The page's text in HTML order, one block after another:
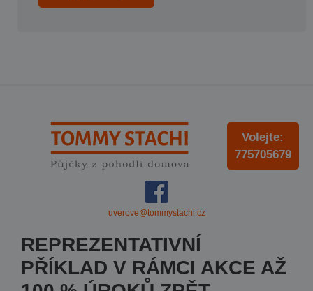
Volejte:
775705679
uverove@tommystachi.cz
REPREZENTATIVNÍ
PŘÍKLAD V RÁMCI AKCE AŽ